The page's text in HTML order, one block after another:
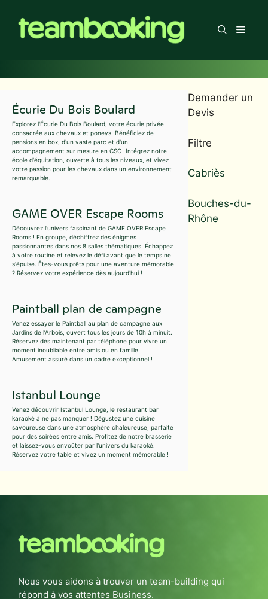
contenu
Menu
Écurie Du Bois Boulard
Explorez l'Écurie Du Bois Boulard, votre écurie privée
consacrée aux chevaux et poneys. Bénéficiez de
pensions en box, d'un vaste parc et d'un
accompagnement sur mesure en CSO. Intégrez notre
école d'équitation, ouverte à tous les niveaux, et vivez
votre passion pour les chevaux dans un environnement
remarquable.
GAME OVER Escape Rooms
Découvrez l'univers fascinant de GAME OVER Escape
Rooms ! En groupe, déchiffrez des énigmes
passionnantes dans nos 8 salles thématiques. Échappez
à votre routine et relevez le défi avant que le temps ne
s'épuise. Êtes-vous prêts pour une aventure mémorable
? Réservez votre expérience dès aujourd'hui !
Paintball plan de campagne
Venez essayer le Paintball au plan de campagne aux
Jardins de l’Arbois, ouvert tous les jours de 10h à minuit.
Réservez dès maintenant par téléphone pour vivre un
moment inoubliable entre amis ou en famille.
Amusement assuré dans un cadre exceptionnel !
Istanbul Lounge
Venez découvrir Istanbul Lounge, le restaurant bar
karaoké à ne pas manquer ! Dégustez une cuisine
savoureuse dans une atmosphère chaleureuse, parfaite
pour des soirées entre amis. Profitez de notre brasserie
et laissez-vous envoûter par l'univers du karaoké.
Réservez votre table et vivez un moment mémorable !
Demander un
Devis
Filtre
Cabriès
Bouches-du-
Rhône
Nous vous aidons à trouver un team-building qui
répond à vos attentes Business.